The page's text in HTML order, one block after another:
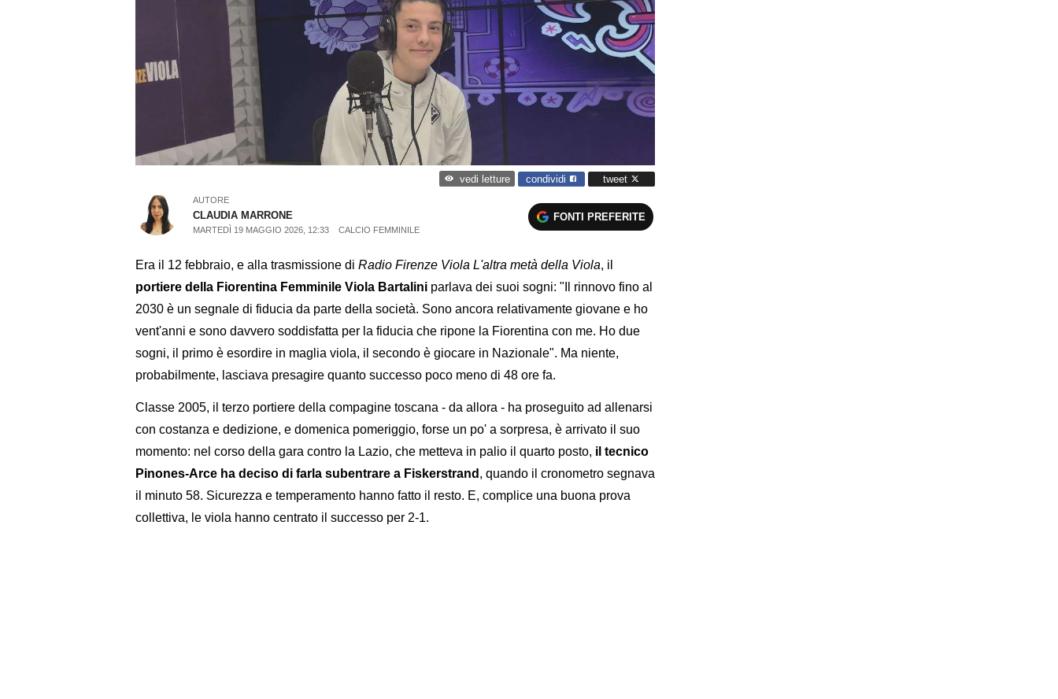
vedi letture condividi tweet
AUTORE
CLAUDIA MARRONE
MARTEDÌ 19 MAGGIO 2026, 12:33 CALCIO FEMMINILE
FONTI PREFERITE
Era il 12 febbraio, e alla trasmissione di Radio Firenze Viola L'altra metà della Viola, il
portiere della Fiorentina Femminile Viola Bartalini parlava dei suoi sogni: "Il rinnovo fino al
2030 è un segnale di fiducia da parte della società. Sono ancora relativamente giovane e ho
vent'anni e sono davvero soddisfatta per la fiducia che ripone la Fiorentina con me. Ho due
sogni, il primo è esordire in maglia viola, il secondo è giocare in Nazionale". Ma niente,
probabilmente, lasciava presagire quanto successo poco meno di 48 ore fa.
Classe 2005, il terzo portiere della compagine toscana - da allora - ha proseguito ad allenarsi
con costanza e dedizione, e domenica pomeriggio, forse un po' a sorpresa, è arrivato il suo
momento: nel corso della gara contro la Lazio, che metteva in palio il quarto posto, il tecnico
Pinones-Arce ha deciso di farla subentrare a Fiskerstrand , quando il cronometro segnava
il minuto 58. Sicurezza e temperamento hanno fatto il resto. E, complice una buona prova
collettiva, le viola hanno centrato il successo per 2-1.